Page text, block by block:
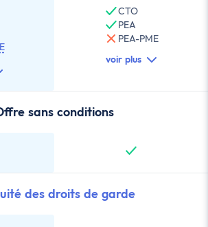
CTO
PEA
PEA-PME
voir plus
sans conditions
des droits de garde